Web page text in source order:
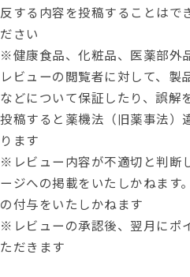
反する内容を投稿することはで
ださい
※健康食品、化粧品、医薬部外
レビューの閲覧者に対して、製
などについて保証したり、誤解
投稿すると薬機法（旧薬事法）
ります
※レビュー内容が不適切と判断
ージへの掲載をいたしかねます
の付与をいたしかねます
※レビューの承認後、翌月にポ
ただきます